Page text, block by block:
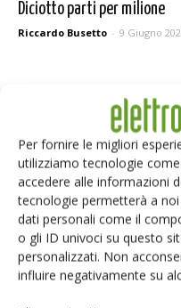
Per fornire le migliori
utilizziamo tecnologie
accedere alle informazioni
tecnologie permetterà a
dati personali come il
o gli ID univoci su questo
personalizzati. Non
influire negativamente su
Diciotto parti per milione
Riccardo Busetto - 9 Giugno
Selezione di elettronica